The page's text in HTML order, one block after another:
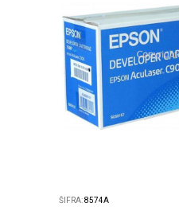
ŠIFRA:8574A